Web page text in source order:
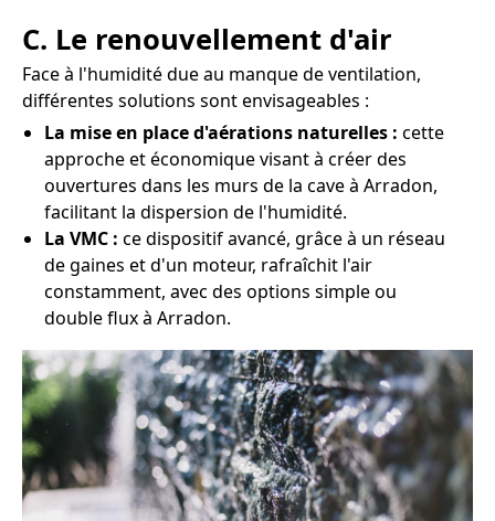
C. Le renouvellement d'air
Face à l'humidité due au manque de ventilation,
différentes solutions sont envisageables :
La mise en place d'aérations naturelles : cette
approche et économique visant à créer des
ouvertures dans les murs de la cave à Arradon,
facilitant la dispersion de l'humidité.
La VMC : ce dispositif avancé, grâce à un réseau
de gaines et d'un moteur, rafraîchit l'air
constamment, avec des options simple ou
double flux à Arradon.